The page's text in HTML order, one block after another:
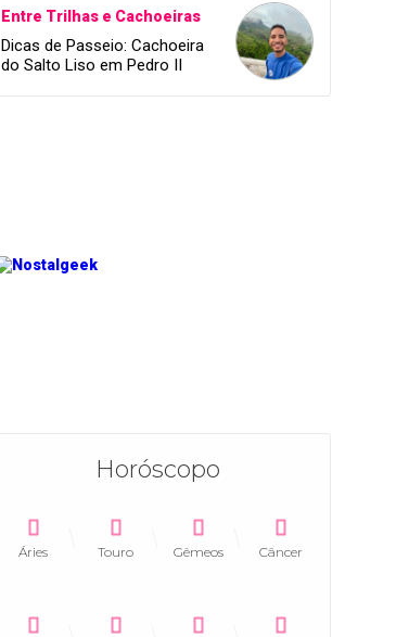
Entre Trilhas e Cachoeiras
Dicas de Passeio: Cachoeira
do Salto Liso em Pedro II
Horóscopo
Áries Touro Gêmeos Câncer